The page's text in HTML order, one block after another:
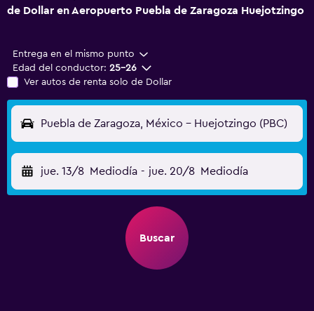
de Dollar en Aeropuerto Puebla de Zaragoza Huejotzingo
Entrega en el mismo punto
Edad del conductor: 25-26
Ver autos de renta solo de Dollar
Puebla de Zaragoza, México - Huejotzingo (PBC)
jue. 13/8 Mediodía - jue. 20/8 Mediodía
Buscar